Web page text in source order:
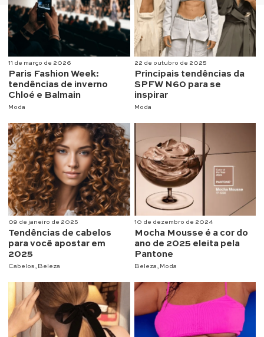
11 de março de 2026
Paris Fashion Week:
tendências de inverno
Chloé e Balmain
Moda
22 de outubro de 2025
Principais tendências da
SPFW N60 para se
inspirar
Moda
09 de janeiro de 2025
Tendências de cabelos
para você apostar em
2025
Cabelos Beleza
10 de dezembro de 2024
Mocha Mousse é a cor do
ano de 2025 eleita pela
Pantone
Beleza Moda